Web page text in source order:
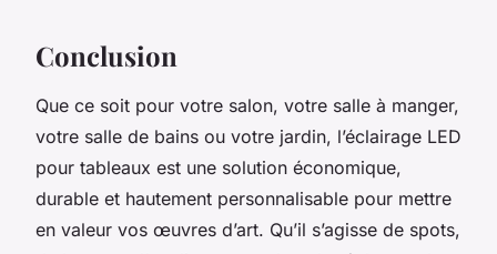
Conclusion
Que ce soit pour votre salon, votre salle à manger,
votre salle de bains ou votre jardin, l’éclairage LED
pour tableaux est une solution économique,
durable et hautement personnalisable pour mettre
en valeur vos œuvres d’art. Qu’il s’agisse de spots,